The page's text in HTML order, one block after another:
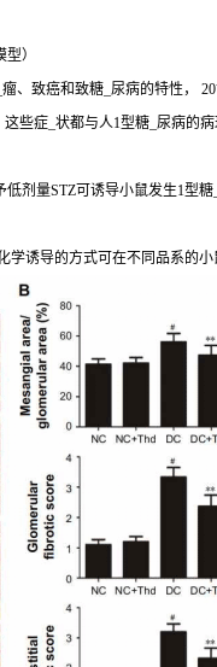
）
、致癌和致糖_尿病的特性，
些症_状都与人1型糖_尿病
剂量STZ可诱导小鼠发生1型糖_
诱导的方式可在不同品系的小